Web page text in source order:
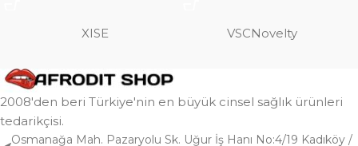
XISE VSCNovelty
2008'den beri Türkiye'nin en büyük cinsel sağlık ürünleri
tedarikçisi.
Osmanağa Mah. Pazaryolu Sk. Uğur İş Hanı No:4/19 Kadıköy /